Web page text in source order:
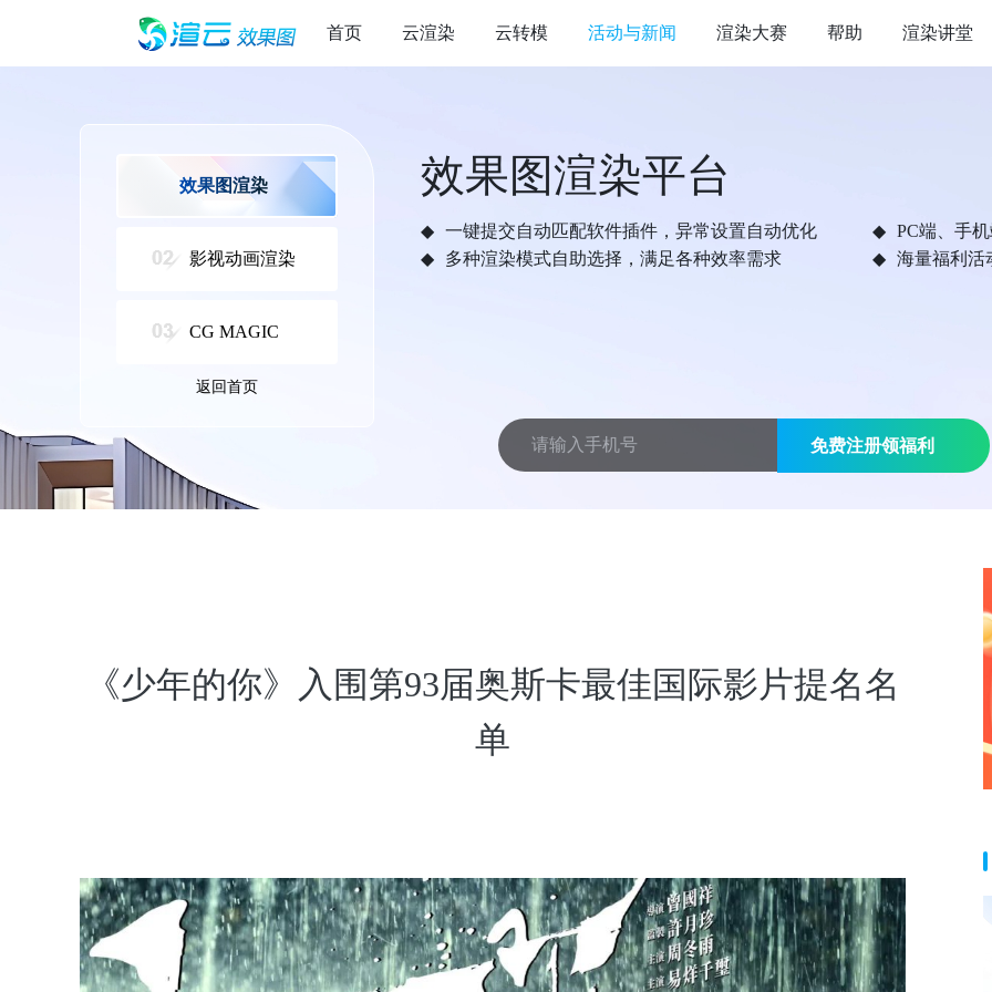
首页 云渲染 云转模 活动与新闻 渲染大赛 帮助 渲染讲堂
效果图渲染
影视动画渲染
CG MAGIC
返回首页
效果图渲染平台
一键提交自动匹配软件插件，异常设置自动优化
PC端、手
多种渲染模式自助选择，满足各种效率需求
海量福利活
免费注册领福利
《少年的你》入围第93届奥斯卡最佳国际影片提名名
单